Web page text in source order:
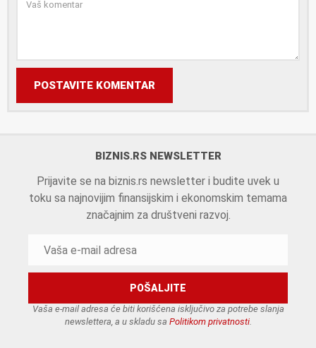
POSTAVITE KOMENTAR
BIZNIS.RS NEWSLETTER
Prijavite se na biznis.rs newsletter i budite uvek u
toku sa najnovijim finansijskim i ekonomskim temama
značajnim za društveni razvoj.
Vaša e-mail adresa će biti korišćena isključivo za potrebe slanja
newslettera, a u skladu sa Politikom privatnosti.